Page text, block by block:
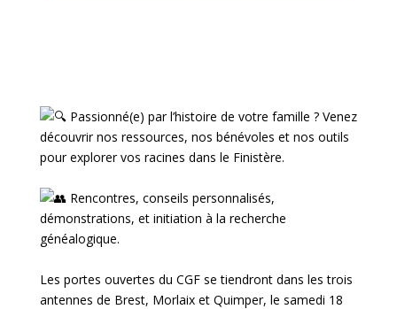
Passionné(e) par l’histoire de votre famille ? Venez
découvrir nos ressources, nos bénévoles et nos outils
pour explorer vos racines dans le Finistère.
Rencontres, conseils personnalisés,
démonstrations, et initiation à la recherche
généalogique.
Les portes ouvertes du CGF se tiendront dans les trois
antennes de Brest, Morlaix et Quimper, le samedi 18